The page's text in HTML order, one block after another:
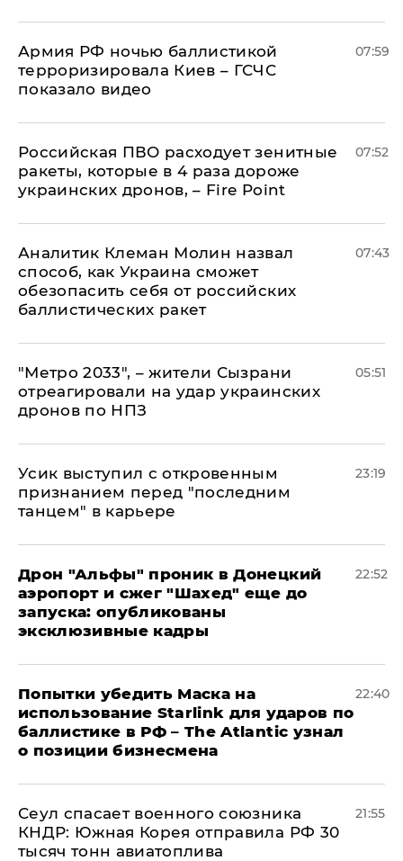
Армия РФ ночью баллистикой
терроризировала Киев – ГСЧС
показало видео
07:59
Российская ПВО расходует зенитные
ракеты, которые в 4 раза дороже
украинских дронов, – Fire Point
07:52
Аналитик Клеман Молин назвал
способ, как Украина сможет
обезопасить себя от российских
баллистических ракет
07:43
"Метро 2033", – жители Сызрани
отреагировали на удар украинских
дронов по НПЗ
05:51
Усик выступил с откровенным
признанием перед "последним
танцем" в карьере
23:19
Дрон "Альфы" проник в Донецкий
аэропорт и сжег "Шахед" еще до
запуска: опубликованы
эксклюзивные кадры
22:52
Попытки убедить Маска на
использование Starlink для ударов по
баллистике в РФ – The Atlantic узнал
о позиции бизнесмена
22:40
​Сеул спасает военного союзника
КНДР: Южная Корея отправила РФ 30
тысяч тонн авиатоплива
21:55